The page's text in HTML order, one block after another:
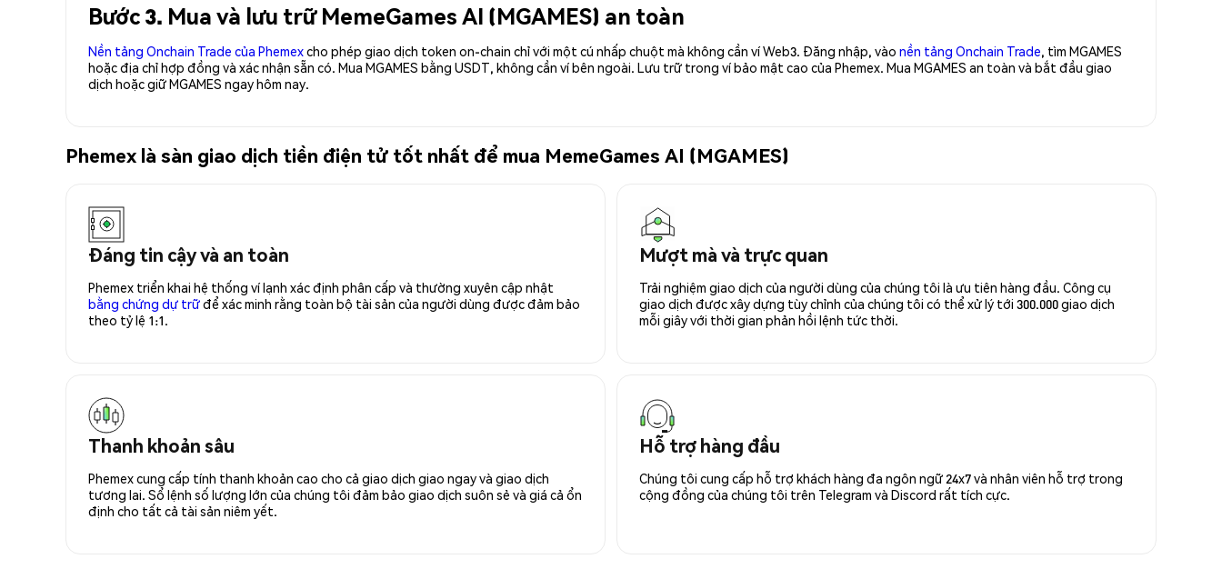
Bước 3. Mua và lưu trữ MemeGames AI (MGAMES) an toàn
Nền tảng Onchain Trade của Phemexcho phép giao dịch token on-chain chỉ với một cú nhấp chuột mà không cần ví Web3. Đăng nhập, vào nền tảng Onchain Trade, tìm MGAMES
hoặc địa chỉ hợp đồng và xác nhận sẵn có. Mua MGAMES bằng USDT, không cần ví bên ngoài. Lưu trữ trong ví bảo mật cao của Phemex. Mua MGAMES an toàn và bắt đầu giao
dịch hoặc giữ MGAMES ngay hôm nay.
Phemex là sàn giao dịch tiền điện tử tốt nhất để mua MemeGames AI (MGAMES)
Đáng tin cậy và an toàn
Phemex triển khai hệ thống ví lạnh xác định phân cấp và thường xuyên cập nhật
bằng chứng dự trữđể xác minh rằng toàn bộ tài sản của người dùng được đảm bảo
theo tỷ lệ 1:1.
Mượt mà và trực quan
Trải nghiệm giao dịch của người dùng của chúng tôi là ưu tiên hàng đầu. Công cụ
giao dịch được xây dựng tùy chỉnh của chúng tôi có thể xử lý tới 300.000 giao dịch
mỗi giây với thời gian phản hồi lệnh tức thời.
Thanh khoản sâu
Phemex cung cấp tính thanh khoản cao cho cả giao dịch giao ngay và giao dịch
tương lai. Sổ lệnh số lượng lớn của chúng tôi đảm bảo giao dịch suôn sẻ và giá cả ổn
định cho tất cả tài sản niêm yết.
Hỗ trợ hàng đầu
Chúng tôi cung cấp hỗ trợ khách hàng đa ngôn ngữ 24x7 và nhân viên hỗ trợ trong
cộng đồng của chúng tôi trên Telegram và Discord rất tích cực.